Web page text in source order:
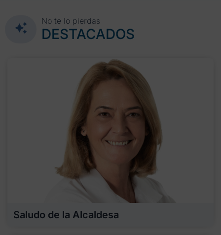
No te lo pierdas
DESTACADOS
Saludo de la Alcaldesa